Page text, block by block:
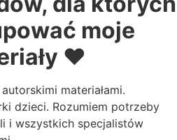
moje
❤️
materiałami.
dzieci. Rozumiem potrzeby
i wszystkich specjalistów